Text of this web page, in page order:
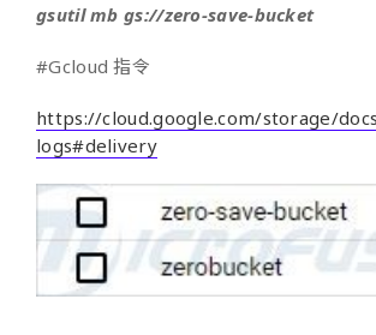
gsutil mb gs://zero-save-bucket
#Gcloud 指令
https://cloud.google.com/storage/
logs#delivery